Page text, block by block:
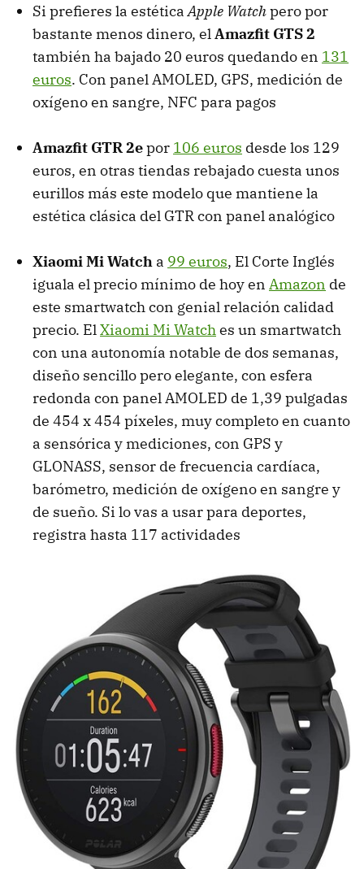
Si prefieres la estéticaApple Watchpero por
bastante menos dinero, elAmazfit GTS 2
también ha bajado 20 euros quedando en 131
euros. Con panel AMOLED, GPS, medición de
oxígeno en sangre, NFC para pagos
Amazfit GTR 2epor 106 euros desde los 129
euros, en otras tiendas rebajado cuesta unos
eurillos más este modelo que mantiene la
estética clásica del GTR con panel analógico
Xiaomi Mi Watch a 99 euros, El Corte Inglés
iguala el precio mínimo de hoy en Amazon de
este smartwatch con genial relación calidad
precio. ElXiaomi Mi Watches un smartwatch
con una autonomía notable de dos semanas,
diseño sencillo pero elegante, con esfera
redonda con panel AMOLED de 1,39 pulgadas
de 454 x 454 píxeles, muy completo en cuanto
a sensórica y mediciones, con GPS y
GLONASS, sensor de frecuencia cardíaca,
barómetro, medición de oxígeno en sangre y
de sueño. Si lo vas a usar para deportes,
registra hasta 117 actividades